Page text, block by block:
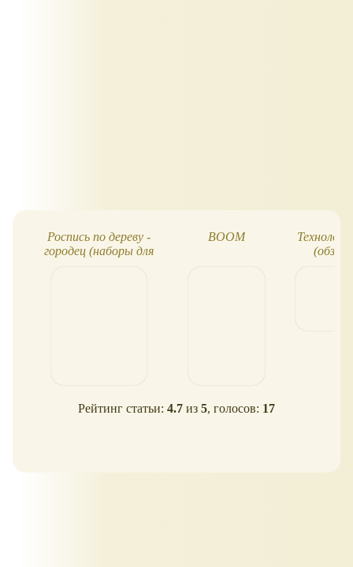
Роспись по дереву -
городец (наборы для
BOOM
Технолог
Рейтинг статьи: 4.7 из 5, голосов: 17